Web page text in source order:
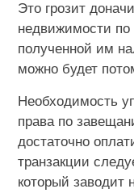
Это грозит
недвижимости по
полученной им
можно будет
Необходимость
права по
достаточно
транзакции
который заводит